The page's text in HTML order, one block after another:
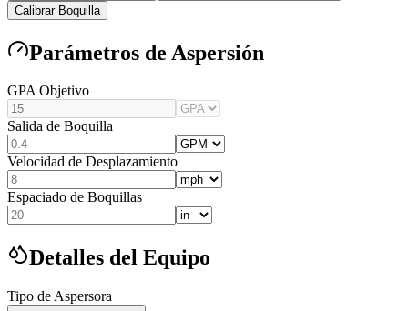
Calibrar Boquilla
Parámetros de Aspersión
GPA Objetivo
Salida de Boquilla
Velocidad de Desplazamiento
Espaciado de Boquillas
Detalles del Equipo
Tipo de Aspersora